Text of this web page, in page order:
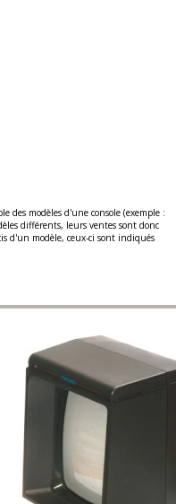
des modèles d'une console (exemple :
différents, leurs ventes sont donc
d'un modèle, ceux-ci sont indiqués